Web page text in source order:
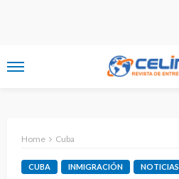
Home Cuba
CUBA INMIGRACIÓN NOTICIAS